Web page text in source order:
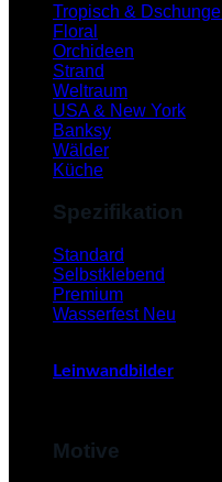
Tropisch & Dschungel
Floral
Orchideen
Strand
Weltraum
USA & New York
Banksy
Wälder
Küche
Spezifikation
Standard
Selbstklebend
Premium
Wasserfest
Leinwandbilder
Motive